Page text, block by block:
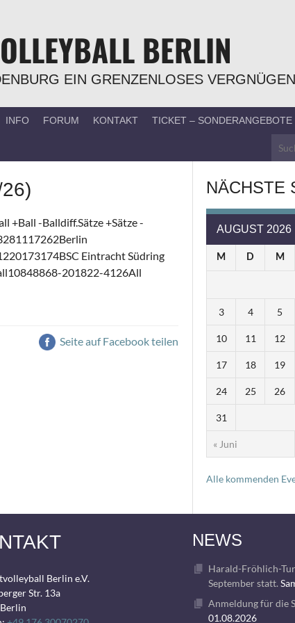
BERLIN
EIN GRENZENLOSES VERGNÜGEN
INFO FORUM KONTAKT TICKET – SONDERANGEBOTE
+Ball -Balldiff.Sätze +Sätze -
Eintracht Südring
201822-4126All
Seite auf Facebook teilen
NÄCHSTE
AUGUST 2026
M D M
« Juni
3 4 5
10 11 12
17 18 19
24 25 26
31
Alle kommenden
Berlin e.V.
Str. 13a
NEWS
Harald-Fröhlich-
September statt.
Anmeldung für die
01.08.2026